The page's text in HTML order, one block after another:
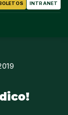
INTRANET